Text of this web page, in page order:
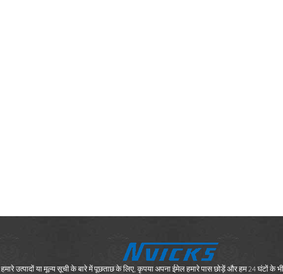
हमारे उत्पादों या मूल्य सूची के बारे में पूछताछ के लिए, कृपया अपना ईमेल हमारे पास छोड़ें और हम 24 घंटों